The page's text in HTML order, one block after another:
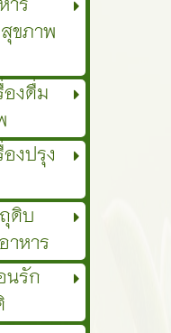
ขภาพ
งดื่ม
งปรุง
ดิบ
หาร
นรัก